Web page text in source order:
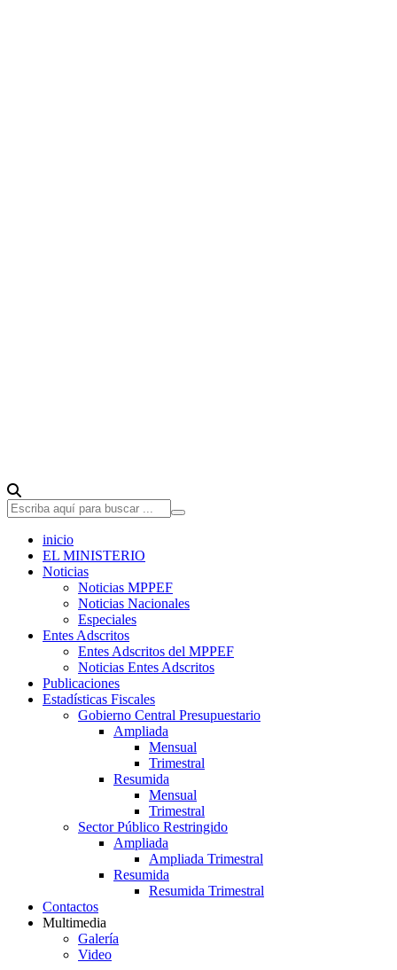
inicio
EL MINISTERIO
Noticias
Noticias MPPEF
Noticias Nacionales
Especiales
Entes Adscritos
Entes Adscritos del MPPEF
Noticias Entes Adscritos
Publicaciones
Estadísticas Fiscales
Gobierno Central Presupuestario
Ampliada
Mensual
Trimestral
Resumida
Mensual
Trimestral
Sector Público Restringido
Ampliada
Ampliada Trimestral
Resumida
Resumida Trimestral
Contactos
Multimedia
Galería
Video